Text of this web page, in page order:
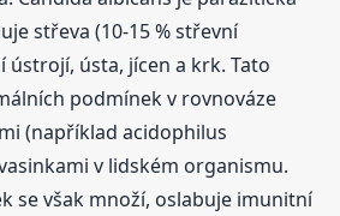
střeva (10-15 % střevní
ústa, jícen a krk. Tato
podmínek v rovnováze
(například acidophilus
v lidském organismu.
se však množí, oslabuje imunitní